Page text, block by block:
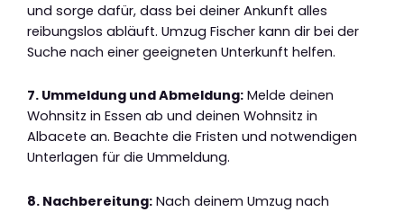
und sorge dafür, dass bei deiner Ankunft alles
reibungslos abläuft. Umzug Fischer kann dir bei der
Suche nach einer geeigneten Unterkunft helfen.
7. Ummeldung und Abmeldung: Melde deinen
Wohnsitz in Essen ab und deinen Wohnsitz in
Albacete an. Beachte die Fristen und notwendigen
Unterlagen für die Ummeldung.
8. Nachbereitung: Nach deinem Umzug nach